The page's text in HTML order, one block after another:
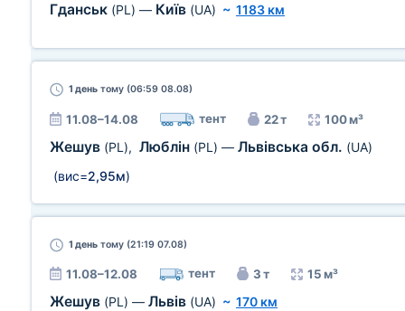
Гданськ (PL) — Київ (UA) ~ 1183 км
1 день тому (06:59 08.08)
11.08–14.08 тент 22 т 100 м³
Жешув (PL), Люблін (PL) — Львівська обл. (UA)
(вис=2,95м)
1 день тому (21:19 07.08)
11.08–12.08 тент 3 т 15 м³
Жешув (PL) — Львів (UA) ~ 170 км